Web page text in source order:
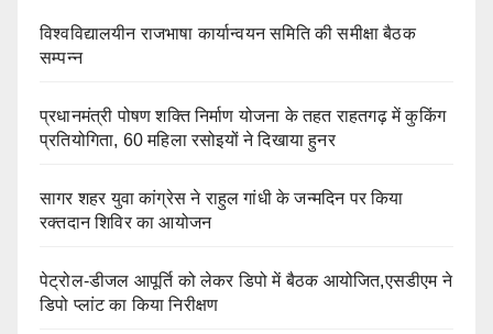
विश्वविद्यालयीन राजभाषा कार्यान्वयन समिति की समीक्षा बैठक
सम्पन्न
प्रधानमंत्री पोषण शक्ति निर्माण योजना के तहत राहतगढ़ में कुकिंग
प्रतियोगिता, 60 महिला रसोइयों ने दिखाया हुनर
सागर शहर युवा कांग्रेस ने राहुल गांधी के जन्मदिन पर किया
रक्तदान शिविर का आयोजन
पेट्रोल-डीजल आपूर्ति को लेकर डिपो में बैठक आयोजित,एसडीएम ने
डिपो प्लांट का किया निरीक्षण